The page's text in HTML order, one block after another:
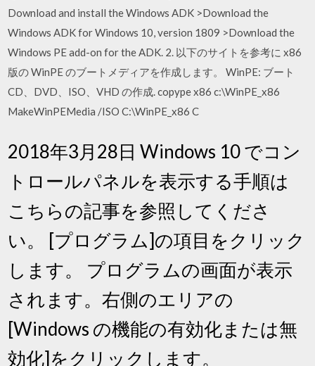
Download and install the Windows ADK >Download the
Windows ADK for Windows 10, version 1809 >Download the
Windows PE add-on for the ADK. 2. 以下のサイトを参考に x86
版の WinPE のブートメディアを作成します。 WinPE: ブート
CD、DVD、ISO、VHD の作成. copype x86 c:\WinPE_x86
MakeWinPEMedia /ISO C:\WinPE_x86 C
2018年3月28日 Windows 10 でコン
トロールパネルを表示する手順は
こちらの記事を参照してくださ
い。 [プログラム]の項目をクリック
します。 プログラムの画面が表示
されます。右側のエリアの
[Windows の機能の有効化または無
効化]をクリックします。